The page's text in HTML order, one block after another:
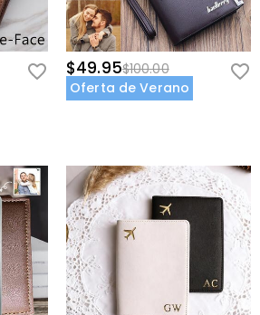
$49.95$100.00
Oferta de Verano